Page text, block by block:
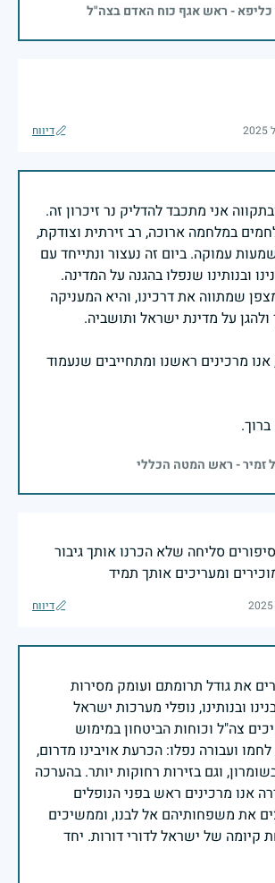
כליפא - ראש אגף כוח האדם בצה"ל
דיווח
אני מתכבד להדליק נר זיכרון זה.
במלחמה ארוכה, רב זירתית וצודקת,
עמוקה. ביום זה נעצור ונתייחד עם
ובנותינו שנפלו בהגנה על המדינה.
שמתווה את דרכינו, והיא המעניקה
מרכינים ראשנו ומתחייבים שנעמוד
זמיר - ראש המטה הכללי
סליחה שלא הכרנו אותך גיבור
ומעריכים אותך תמיד
דיווח
את גודל תרומתם ועומק מסירות
ובנותינו, נופלי מערכות ישראל
צה"ל וכוחות הביטחון במימוש
ועבורה נפלו: הכרעת אויבינו מדרום,
וגם בזירות רחוקות יותר. בהערכה
אנו מרכינים ראש בפני הנופלים
את משפחותיהם אל לבנו, וממשיכים
של ישראל לדורי דורות. יחד